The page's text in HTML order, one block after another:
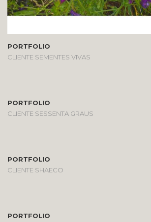
PORTFOLIO
CLIENTE SEMENTES VIVAS
PORTFOLIO
CLIENTE SESSENTA GRAUS
PORTFOLIO
CLIENTE SHAECO
PORTFOLIO